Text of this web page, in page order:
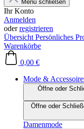
Menü schließen
Ihr Konto
Anmelden
oderregistrieren
Übersicht Persönliches
Warenkörbe
0,00 €
Mode &
Öffne oder
Öffne oder
Damenmode